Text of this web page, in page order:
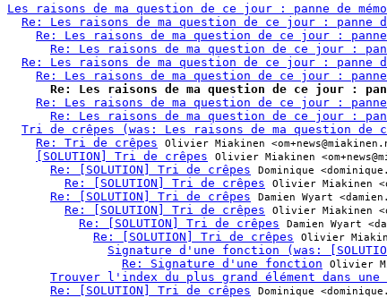
Les raisons de ma question de ce jour : panne de
Re: Les raisons de ma question de ce jour :
Re: Les raisons de ma question de ce jour :
Re: Les raisons de ma question de ce jour :
Re: Les raisons de ma question de ce jour :
Re: Les raisons de ma question de ce jour :
Re: Les raisons de ma question de ce jour :
Re: Les raisons de ma question de ce jour :
Re: Les raisons de ma question de ce jour :
Tri de crêpes (was: Les raisons de ma question
Re: Tri de crêpes Olivier Miakinen
[SOLUTION] Tri de crêpes Olivier Miakinen
Re: [SOLUTION] Tri de crêpes Dominique
Re: [SOLUTION] Tri de crêpes Olivier Miakinen
Re: [SOLUTION] Tri de crêpes Damien Wyart
Re: [SOLUTION] Tri de crêpes Olivier Miakinen
Re: [SOLUTION] Tri de crêpes Damien Wyart
Re: [SOLUTION] Tri de crêpes Olivier
Signature d'une fonction (was:
Re: Signature d'une fonction Olivier
Trouver l'index du plus grand élément dans
Re: [SOLUTION] Tri de crêpes Dominique